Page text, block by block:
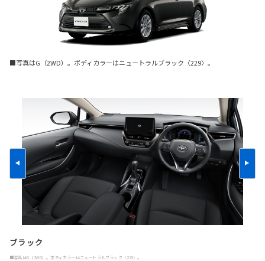
■写真はG（2WD）。ボディカラーはニュートラルブラック〈229〉。
ブラック
■写真はG（2WD）。ボディカラーはニュートラルブラック〈229〉。